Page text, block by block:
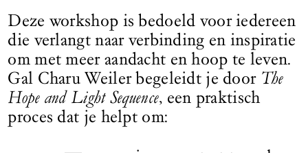
Deze workshop is bedoeld voor iedereen
die verlangt naar verbinding en inspiratie
om met meer aandacht en hoop te leven.
Gal Charu Weiler begeleidt je door The
Hope and Light Sequence, een praktisch
proces dat je helpt om: